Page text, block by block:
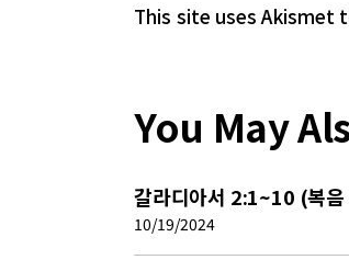
This site uses Akismet
You May
갈라디아서 2:1~10 (복음
10/19/2024